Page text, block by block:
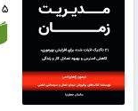
۵ ساعت و ۲۱ دقیقه